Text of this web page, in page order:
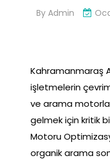
By Admin
Kahramanmaraş
işletmelerin
ve arama
gelmek için kritik
Motoru
organik arama